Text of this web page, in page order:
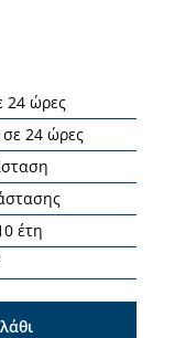
24 ώρες
24 ώρες
έτη